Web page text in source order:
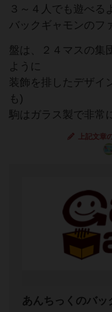
３～４人でも遊べる
バックギャモンのフ
盤は、２４マスの集
ように
装飾を排したデザイ
も)
駒はガラス製で非常
上記文章
あんちっくのバッ